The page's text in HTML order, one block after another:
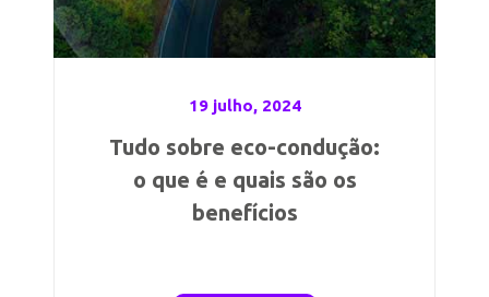
19 julho, 2024
Tudo sobre eco-condução:
o que é e quais são os
benefícios